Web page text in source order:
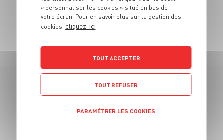
de critère de discrimination quelconque.
55 OFFRES
« personnaliser les cookies » situé en bas de
votre écran. Pour en savoir plus sur la gestion des
cookies, cliquez-ici
TOUT ACCEPTER
TOUT REFUSER
PARAMÉTRER LES COOKIES